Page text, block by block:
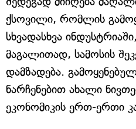
ქსოვილი, რომლის
სხვადასხვა
მაგალითად, სამოსის
დამზადება.
ნარჩენებით ახალი
ეკონომიკის ერთ-ერთი